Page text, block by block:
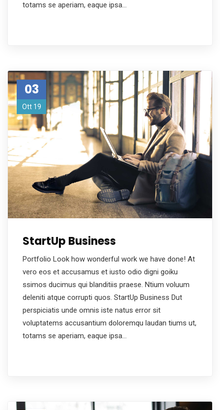
totams se aperiam, eaque ipsa…
03
Ott 19
StartUp Business
Portfolio Look how wonderful work we have done! At
vero eos et accusamus et iusto odio digni goiku
ssimos ducimus qui blanditiis praese. Ntium voluum
deleniti atque corrupti quos. StartUp Business Dut
perspiciatis unde omnis iste natus error sit
voluptatems accusantium doloremqu laudan tiums ut,
totams se aperiam, eaque ipsa…